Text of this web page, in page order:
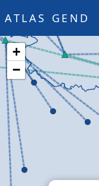
ATLAS GEND
+
−